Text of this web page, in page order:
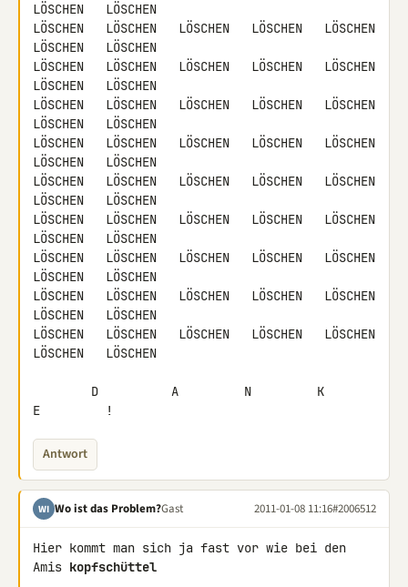
LÖSCHEN   LÖSCHEN
LÖSCHEN   LÖSCHEN   LÖSCHEN   LÖSCHEN   LÖSCHEN
LÖSCHEN   LÖSCHEN
LÖSCHEN   LÖSCHEN   LÖSCHEN   LÖSCHEN   LÖSCHEN
LÖSCHEN   LÖSCHEN
LÖSCHEN   LÖSCHEN   LÖSCHEN   LÖSCHEN   LÖSCHEN
LÖSCHEN   LÖSCHEN
LÖSCHEN   LÖSCHEN   LÖSCHEN   LÖSCHEN   LÖSCHEN
LÖSCHEN   LÖSCHEN
LÖSCHEN   LÖSCHEN   LÖSCHEN   LÖSCHEN   LÖSCHEN
LÖSCHEN   LÖSCHEN
LÖSCHEN   LÖSCHEN   LÖSCHEN   LÖSCHEN   LÖSCHEN
LÖSCHEN   LÖSCHEN
LÖSCHEN   LÖSCHEN   LÖSCHEN   LÖSCHEN   LÖSCHEN
LÖSCHEN   LÖSCHEN
LÖSCHEN   LÖSCHEN   LÖSCHEN   LÖSCHEN   LÖSCHEN
LÖSCHEN   LÖSCHEN
LÖSCHEN   LÖSCHEN   LÖSCHEN   LÖSCHEN   LÖSCHEN
LÖSCHEN   LÖSCHEN
E         !
Antwort
WI Wo ist das Problem?Gast 2011-01-08 11:16#2006512
Hier kommt man sich ja fast vor wie bei den
Amis kopfschüttel